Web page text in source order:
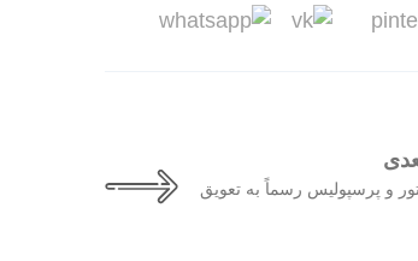
و پرسپولیس رسماً به تعویق